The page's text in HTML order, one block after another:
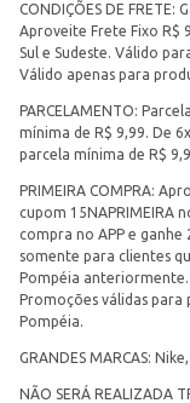
CONDIÇÕES DE
Aproveite Frete Fixo R$
Sul e Sudeste. Válido
Válido apenas para
PARCELAMENTO:
mínima de R$ 9,99. De
parcela mínima de R$
PRIMEIRA COMPRA:
cupom 15NAPRIMEIRA
compra no APP e ganhe
somente para clientes
Pompéia
Promoções válidas para
Pompéia.
GRANDES MARCAS:
NÃO SERÁ REALIZADA